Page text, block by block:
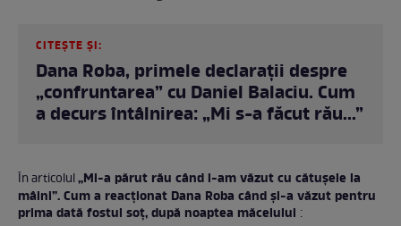
CITEȘTE ȘI:
Dana Roba, primele declarații despre
„confruntarea” cu Daniel Balaciu. Cum
a decurs întâlnirea: „Mi s-a făcut rău...”
În articolul„Mi-a părut rău când l-am văzut cu cătușele la
mâini”. Cum a reacționat Dana Roba când și-a văzut pentru
prima dată fostul soț, după noaptea măcelului :